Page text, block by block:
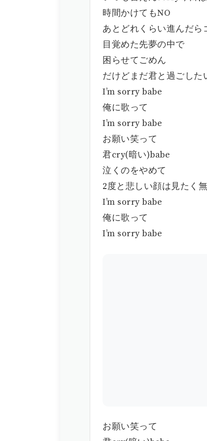
時間かけてもNO
あとどれくらい進んだら
目覚めた先夢の中で
困らせてごめん
だけどまだ君と過ごした
I’m sorry babe
俺に歌って
I’m sorry babe
お願い笑って
君cry(暗い)babe
泣くのをやめて
2度と悲しい顔は見たく
I’m sorry babe
俺に歌って
I’m sorry babe
お願い笑って